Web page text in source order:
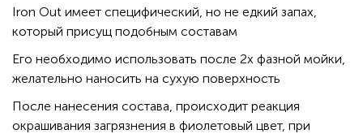
Iron Out имеет специфический, но не едкий запах,
который присущ подобным составам
Его необходимо использовать после 2х фазной мойки,
желательно наносить на сухую поверхность
После нанесения состава, происходит реакция
окрашивания загрязнения в фиолетовый цвет, при